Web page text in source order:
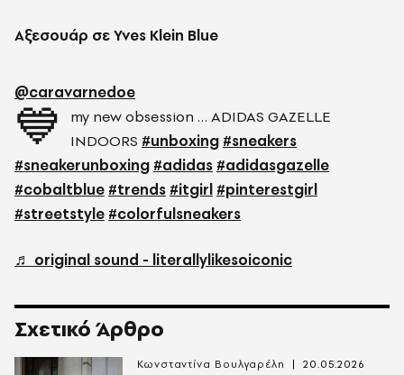
Αξεσουάρ σε Yves Klein Blue
@caravarnedoe
💙
my new obsession … ADIDAS GAZELLE
INDOORS #unboxing #sneakers
#sneakerunboxing #adidas #adidasgazelle
#cobaltblue #trends #itgirl #pinterestgirl
#streetstyle #colorfulsneakers
♬ original sound - literallylikesoiconic
Σχετικό Άρθρο
Κωνσταντίνα Βουλγαρέλη 20.05.2026